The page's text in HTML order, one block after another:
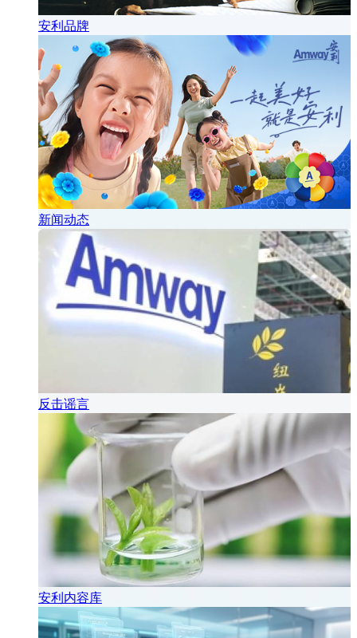
安利品牌
新闻动态
反击谣言
安利内容库